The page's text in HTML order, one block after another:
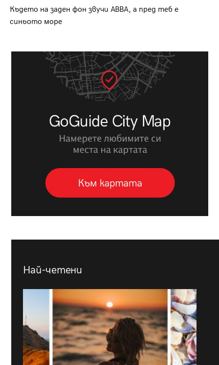
Където на заден фон звучи ABBA, а пред теб е
синьото море
Най-четени